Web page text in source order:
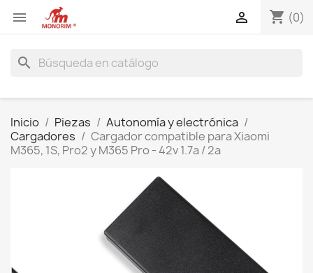
 shopping_cart (0)

search
Inicio Piezas
Autonomía y electrónica
Cargadores
Cargador compatible para Xiaomi
M365, 1S, Pro2 y M365 Pro - 42v 1.7a / 2a